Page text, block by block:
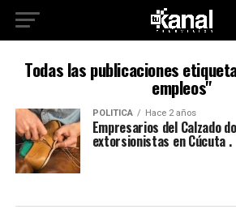
Todas las publicaciones
empleos"
POLITICA Hace 2 años
Empresarios del Calzado
extorsionistas en Cúcuta .